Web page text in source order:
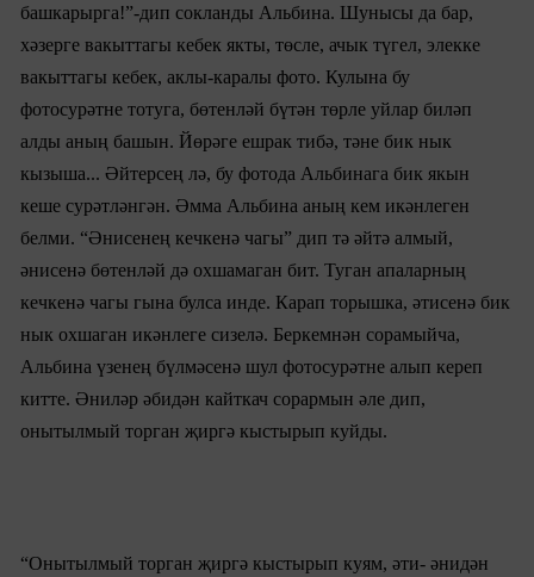
башкарырга!”-дип сокланды Альбина. Шунысы да бар,
хәзерге вакыттагы кебек якты, төсле, ачык түгел, элекке
вакыттагы кебек, аклы-каралы фото. Кулына бу
фотосурәтне тотуга, бөтенләй бүтән төрле уйлар биләп
алды аның башын. Йөрәге ешрак тибә, тәне бик нык
кызыша... Әйтерсең лә, бу фотода Альбинага бик якын
кеше сурәтләнгән. Әмма Альбина аның кем икәнлеген
белми. “Әнисенең кечкенә чагы” дип тә әйтә алмый,
әнисенә бөтенләй дә охшамаган бит. Туган апаларның
кечкенә чагы гына булса инде. Карап торышка, әтисенә бик
нык охшаган икәнлеге сизелә. Беркемнән сорамыйча,
Альбина үзенең бүлмәсенә шул фотосурәтне алып кереп
китте. Әниләр әбидән кайткач сорармын әле дип,
онытылмый торган җиргә кыстырып куйды.
“Онытылмый торган җиргә кыстырып куям, әти- әнидән